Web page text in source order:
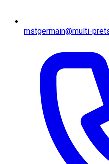
mstgermain@multi-